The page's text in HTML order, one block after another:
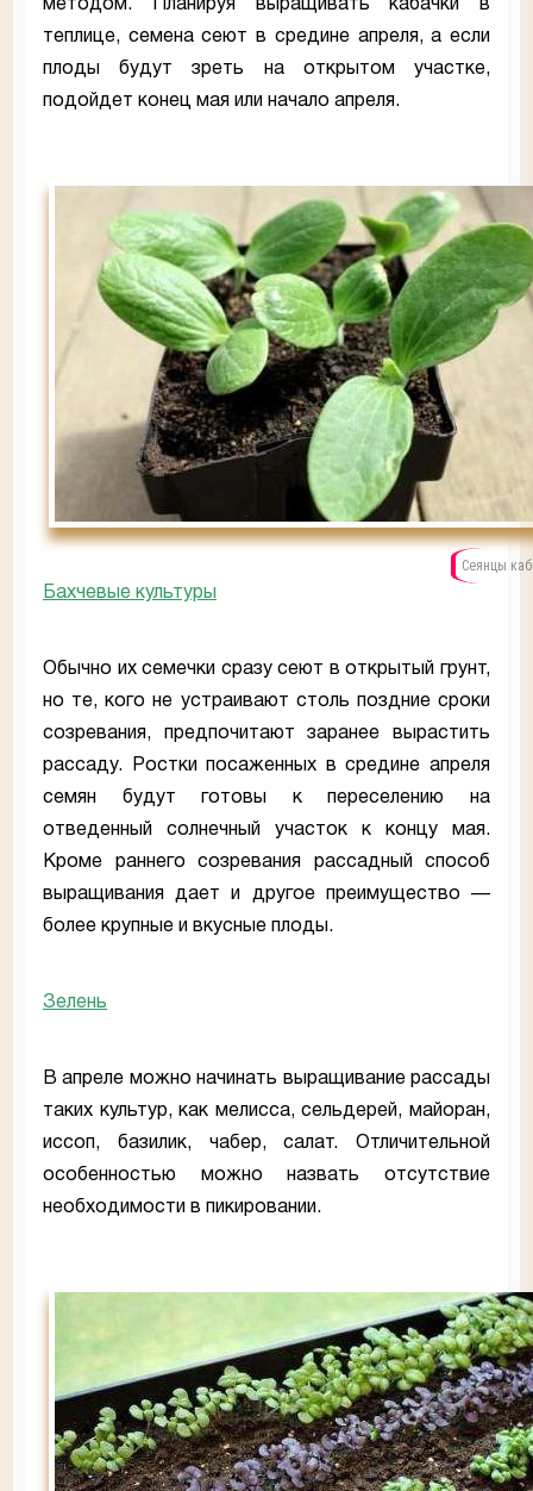
методом. Планируя выращивать кабачки в
теплице, семена сеют в средине апреля, а если
плоды будут зреть на открытом участке,
подойдет конец мая или начало апреля.
Сеянцы
Бахчевые культуры
Обычно их семечки сразу сеют в открытый грунт,
но те, кого не устраивают столь поздние сроки
созревания, предпочитают заранее вырастить
рассаду. Ростки посаженных в средине апреля
семян будут готовы к переселению на
отведенный солнечный участок к концу мая.
Кроме раннего созревания рассадный способ
выращивания дает и другое преимущество —
более крупные и вкусные плоды.
Зелень
В апреле можно начинать выращивание рассады
таких культур, как мелисса, сельдерей, майоран,
иссоп, базилик, чабер, салат. Отличительной
особенностью можно назвать отсутствие
необходимости в пикировании.